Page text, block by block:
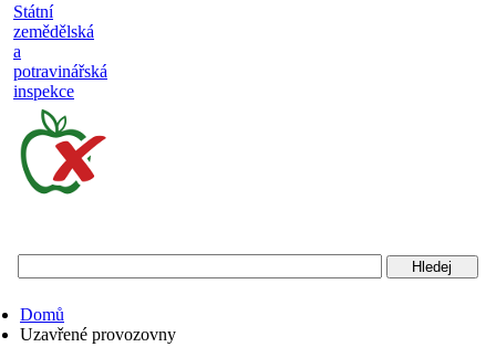
Státní
zemědělská
a
potravinářská
inspekce
potravinářská
inspekce
Domů
Uzavřené provozovny